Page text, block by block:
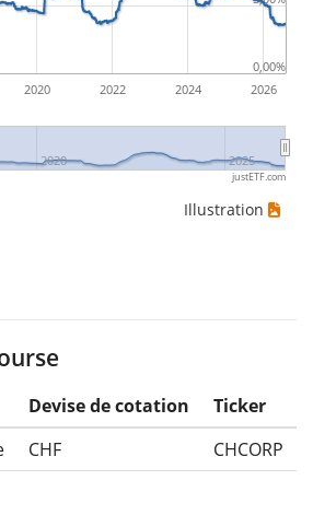
2020 2022 2024 2026
2020 2025
0,00%
justETF.com
Illustration
Devise de cotation
Ticker
CHF CHCORP